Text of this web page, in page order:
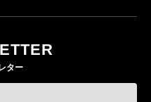
ップ
ター